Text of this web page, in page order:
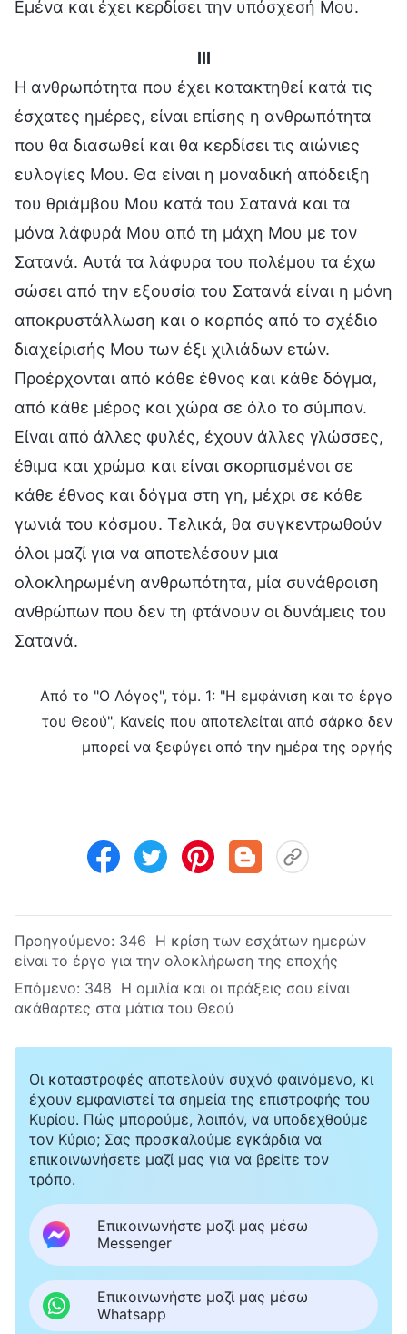
Εμένα και έχει κερδίσει την υπόσχεσή Μου.
III
Η ανθρωπότητα που έχει κατακτηθεί κατά τις
έσχατες ημέρες, είναι επίσης η ανθρωπότητα
που θα διασωθεί και θα κερδίσει τις αιώνιες
ευλογίες Μου. Θα είναι η μοναδική απόδειξη
του θριάμβου Μου κατά του Σατανά και τα
μόνα λάφυρά Μου από τη μάχη Μου με τον
Σατανά. Αυτά τα λάφυρα του πολέμου τα έχω
σώσει από την εξουσία του Σατανά είναι η μόνη
αποκρυστάλλωση και ο καρπός από το σχέδιο
διαχείρισής Μου των έξι χιλιάδων ετών.
Προέρχονται από κάθε έθνος και κάθε δόγμα,
από κάθε μέρος και χώρα σε όλο το σύμπαν.
Είναι από άλλες φυλές, έχουν άλλες γλώσσες,
έθιμα και χρώμα και είναι σκορπισμένοι σε
κάθε έθνος και δόγμα στη γη, μέχρι σε κάθε
γωνιά του κόσμου. Τελικά, θα συγκεντρωθούν
όλοι μαζί για να αποτελέσουν μια
ολοκληρωμένη ανθρωπότητα, μία συνάθροιση
ανθρώπων που δεν τη φτάνουν οι δυνάμεις του
Σατανά.
Από το "Ο Λόγος", τόμ. 1: "Η εμφάνιση και το έργο
του Θεού", Κανείς που αποτελείται από σάρκα δεν
μπορεί να ξεφύγει από την ημέρα της οργής
Προηγούμενο: 346 Η κρίση των εσχάτων ημερών
είναι το έργο για την ολοκλήρωση της εποχής
Επόμενο: 348 Η ομιλία και οι πράξεις σου είναι
ακάθαρτες στα μάτια του Θεού
Οι καταστροφές αποτελούν συχνό φαινόμενο, κι
έχουν εμφανιστεί τα σημεία της επιστροφής του
Κυρίου. Πώς μπορούμε, λοιπόν, να υποδεχθούμε
τον Κύριο; Σας προσκαλούμε εγκάρδια να
επικοινωνήσετε μαζί μας για να βρείτε τον
τρόπο.
Επικοινωνήστε μαζί μας μέσω
Messenger
Επικοινωνήστε μαζί μας μέσω
Whatsapp